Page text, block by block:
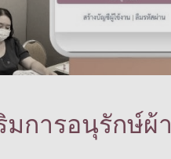
การอนุรักษ์ผ้า